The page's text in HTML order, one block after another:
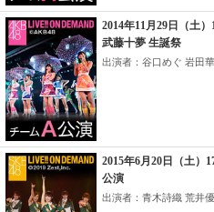
2014年11月29日（土
武藤十夢 生誕祭
出演者：谷口めぐ 岩田華
2015年6月20日（土）
公演
出演者：青木詩織 荒井優